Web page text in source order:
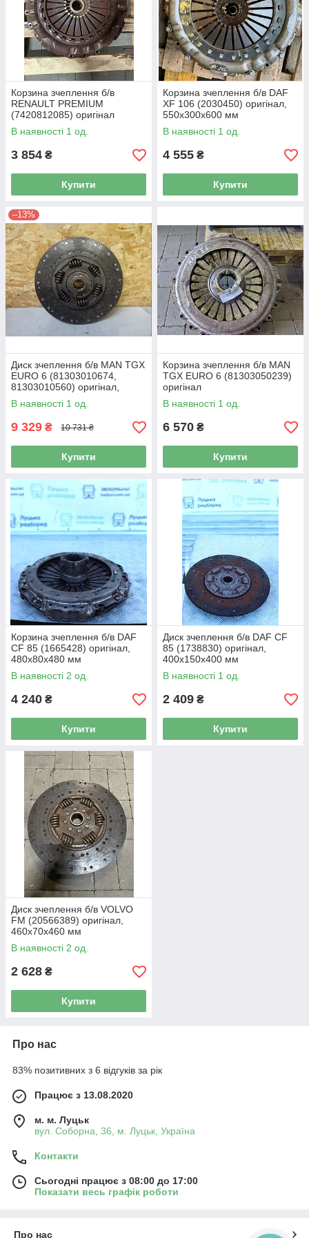
Корзина зчеплення б/в
RENAULT PREMIUM
(7420812085) оригінал
В наявності 1 од.
3 854 ₴
Купити
Корзина зчеплення б/в DAF
XF 106 (2030450) оригінал,
550х300х600 мм
В наявності 1 од.
4 555 ₴
Купити
–13%
Диск зчеплення б/в MAN TGX
EURO 6 (81303010674,
81303010560) оригінал,
450х70х450 мм
В наявності 1 од.
9 329 ₴ 10 731 ₴
Купити
Корзина зчеплення б/в MAN
TGX EURO 6 (81303050239)
оригінал
В наявності 1 од.
6 570 ₴
Купити
Корзина зчеплення б/в DAF
CF 85 (1665428) оригінал,
480х80х480 мм
В наявності 2 од.
4 240 ₴
Купити
Диск зчеплення б/в DAF CF
85 (1738830) оригінал,
400х150х400 мм
В наявності 1 од.
2 409 ₴
Купити
Диск зчеплення б/в VOLVO
FM (20566389) оригінал,
460х70х460 мм
В наявності 2 од.
2 628 ₴
Купити
Про нас
83% позитивних з 6 відгуків за рік
Працює з 13.08.2020
м. м. Луцьк
вул. Соборна, 36, м. Луцьк, Україна
Контакти
Сьогодні працює з 08:00 до 17:00
Показати весь графік роботи
Про нас